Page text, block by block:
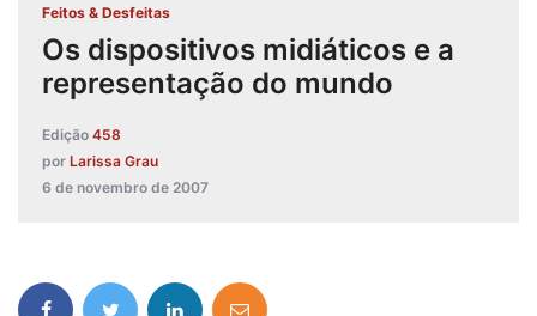
Feitos & Desfeitas
Os dispositivos midiáticos e a
representação do mundo
Edição 458
por Larissa Grau
6 de novembro de 2007